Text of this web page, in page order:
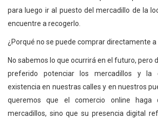
para luego ir al puesto del mercadillo de la
encuentre a recogerlo.
¿Porqué no se puede comprar directamente a
No sabemos lo que ocurrirá en el futuro, pero
preferido potenciar los mercadillos y la
existencia en nuestras calles y en nuestros
queremos que el comercio online haga
mercadillos, sino que su presencia digital